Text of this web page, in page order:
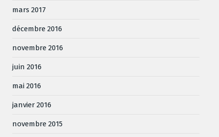
mars 2017
décembre 2016
novembre 2016
juin 2016
mai 2016
janvier 2016
novembre 2015